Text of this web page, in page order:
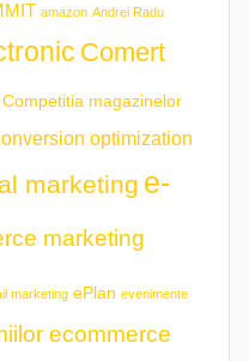
amazon Andrei Radu
Comert
Competitia magazinelor
optimization
marketing e-
marketing
marketing ePlan evenimente
ecommerce